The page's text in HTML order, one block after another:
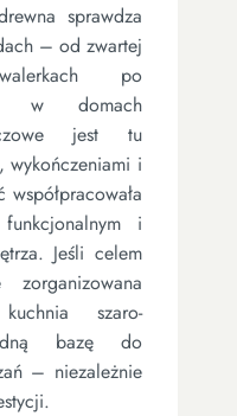
sprawdza
– od zwartej
po
w domach
jest tu
i
i
Jeśli celem
szaro-
bazę do
– niezależnie